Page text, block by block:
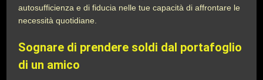
autosufficienza e di fiducia nelle tue capacità di affrontare le
necessità quotidiane.
Sognare di prendere soldi dal portafoglio
di un amico